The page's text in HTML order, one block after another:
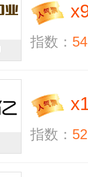
x
指数：
x
指数：